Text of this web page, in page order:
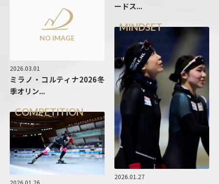
ードス...
NO IMAGE
2026.03.01
ミラノ・コルティナ2026冬
季オリン...
MINDSET
2026.01.27
COMPETITION